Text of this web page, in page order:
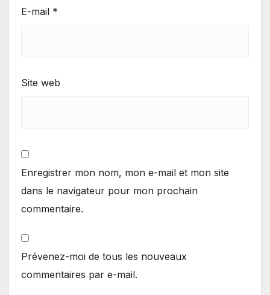
E-mail *
Site web
Enregistrer mon nom, mon e-mail et mon site
dans le navigateur pour mon prochain
commentaire.
Prévenez-moi de tous les nouveaux
commentaires par e-mail.